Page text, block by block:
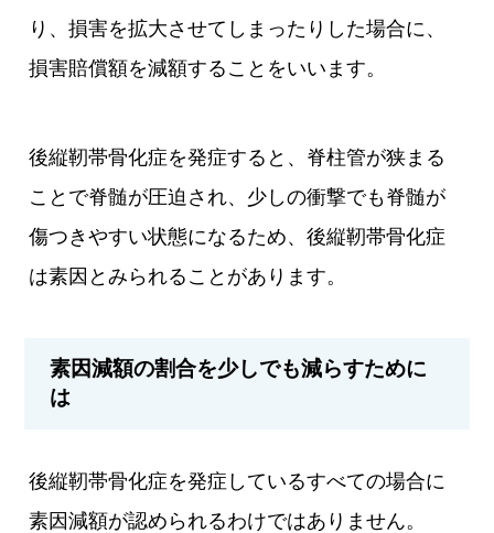
り、損害を拡大させてしまったりした場合に、
損害賠償額を減額することをいいます。
後縦靭帯骨化症を発症すると、脊柱管が狭まる
ことで脊髄が圧迫され、少しの衝撃でも脊髄が
傷つきやすい状態になるため、後縦靭帯骨化症
は素因とみられることがあります。
素因減額の割合を少しでも減らすために
は
後縦靭帯骨化症を発症しているすべての場合に
素因減額が認められるわけではありません。